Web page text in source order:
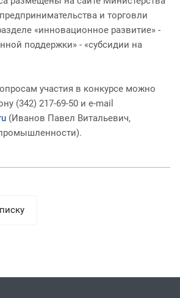
и торговли
«инновационное развитие» -
поддержки» - «субсидии на
участия в конкурсе можно
(342) 217-69-50 и e-mail
(Иванов Павел Витальевич,